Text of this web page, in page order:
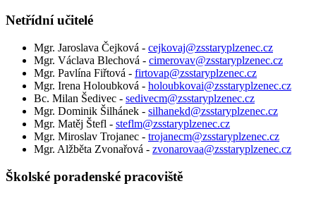
Netřídní učitelé
Mgr. Jaroslava Čejková - cejkovaj@zsstaryplzenec.cz
Mgr. Václava Blechová - cimerovav@zsstaryplzenec.cz
Mgr. Pavlína Fiřtová - firtovap@zsstaryplzenec.cz
Mgr. Irena Holoubková - holoubkovai@zsstaryplzenec.cz
Bc. Milan Šedivec - sedivecm@zsstaryplzenec.cz
Mgr. Dominik Šilhánek - silhanekd@zsstaryplzenec.cz
Mgr. Matěj Štefl - steflm@zsstaryplzenec.cz
Mgr. Miroslav Trojanec - trojanecm@zsstaryplzenec.cz
Mgr. Alžběta Zvonařová - zvonarovaa@zsstaryplzenec.cz
Školské poradenské pracoviště